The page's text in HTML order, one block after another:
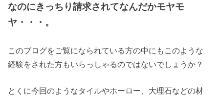
なのにきっちり請求されてなんだかモヤモ
ヤ・・・。
このブログをご覧になられている方の中にもこのような
経験をされた方もいらっしゃるのではないでしょうか？
とくに今回のようなタイルやホーロー、大理石などの材